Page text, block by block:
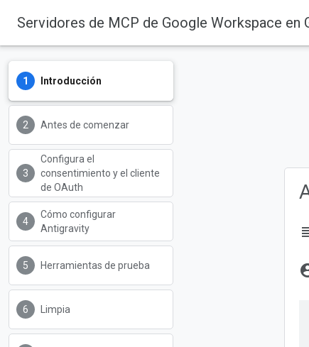
Servidores de MCP de Google Workspace en
Introducción
Antes de comenzar
Configura el
consentimiento y el cliente
de OAuth
Cómo configurar
Antigravity
Herramientas de prueba
Limpia